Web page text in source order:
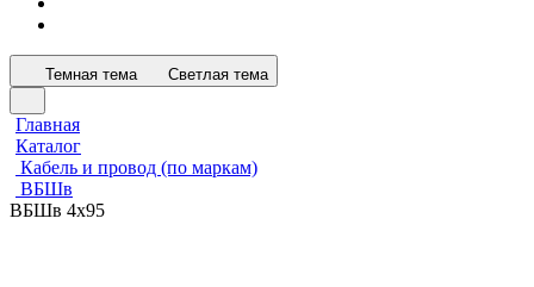
Темная тема Светлая тема
Главная
Каталог
Кабель и провод (по маркам)
ВБШв
ВБШв 4х95